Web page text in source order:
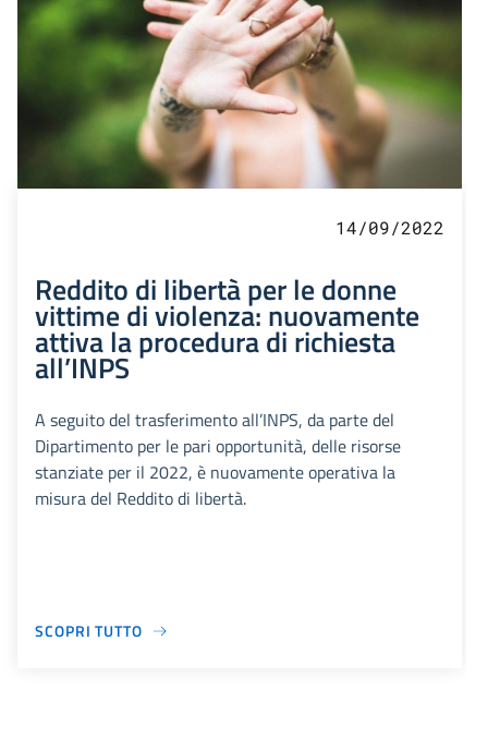
14/09/2022
Reddito di libertà per le donne
vittime di violenza: nuovamente
attiva la procedura di richiesta
all’INPS
A seguito del trasferimento all’INPS, da parte del
Dipartimento per le pari opportunità, delle risorse
stanziate per il 2022, è nuovamente operativa la
misura del Reddito di libertà.
SCOPRI TUTTO